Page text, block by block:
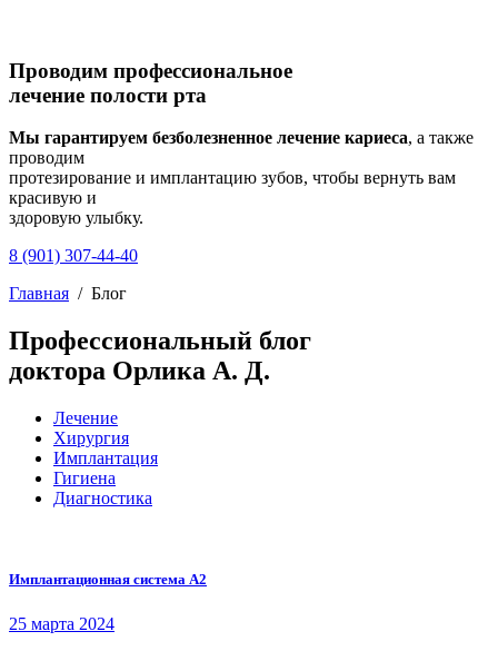
Проводим профессиональное
лечение полости рта
Мы гарантируем безболезненное лечение кариеса, а также
проводим
протезирование и имплантацию зубов, чтобы вернуть вам
красивую и
здоровую улыбку.
8 (901) 307-44-40
Главная / Блог
Профессиональный блог
доктора Орлика А. Д.
Лечение
Хирургия
Имплантация
Гигиена
Диагностика
Имплантационная система A2
25 марта 2024